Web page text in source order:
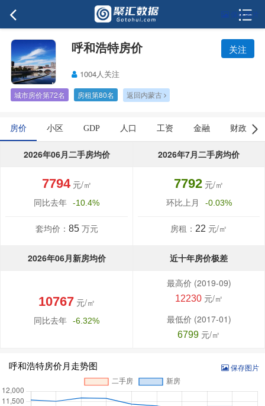
呼和浩特房价 关注
1004人关注
城市房价第72名 房租第80名 返回内蒙古
房价 小区 GDP 人口 工资 金融 财政
2026年06月二手房均价 2026年7月二手房均价
7794 元/㎡
同比去年
-10.4%
套均价： 85 万元
7792 元/㎡
环比上月
-0.03%
房租： 22 元/㎡
2026年06月新房均价 近十年房价极差
10767 元/㎡
同比去年
-6.32%
最高价 (2019-09)
12230元/㎡
最低价 (2017-01)
6799 元/㎡
呼和浩特房价月走势图 保存图片
保存图片